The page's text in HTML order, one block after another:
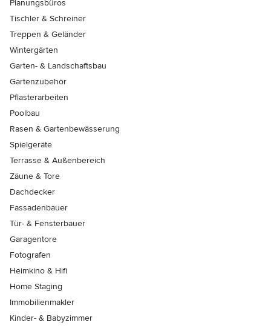
Planungsbüros
Tischler & Schreiner
Treppen & Geländer
Wintergärten
Garten- & Landschaftsbau
Gartenzubehör
Pflasterarbeiten
Poolbau
Rasen & Gartenbewässerung
Spielgeräte
Terrasse & Außenbereich
Zäune & Tore
Dachdecker
Fassadenbauer
Tür- & Fensterbauer
Garagentore
Fotografen
Heimkino & Hifi
Home Staging
Immobilienmakler
Kinder- & Babyzimmer